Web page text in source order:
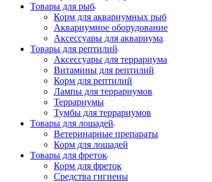
Товары для рыб
Корм для аквариумных рыб
Аквариумное оборудование
Аксессуары для аквариума
Товары для рептилий
Аксессуары для террариума
Витамины для рептилий
Корм для рептилий
Лампы для террариумов
Террариумы
Тумбы для террариумов
Товары для лошадей
Ветеринарные препараты
Корм для лошадей
Товары для фреток
Корм для фреток
Средства гигиены